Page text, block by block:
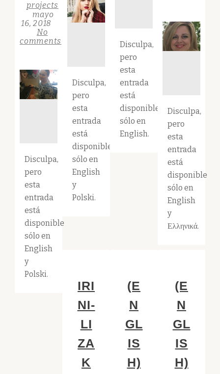
projects
mayo
16, 2018
No
comments
Disculpa,
pero
esta
entrada
está
disponible
sólo en
English
y
Polski.
Disculpa,
pero
esta
entrada
está
disponible
sólo en
English
y
Polski.
Disculpa,
pero
esta
entrada
está
disponible
sólo en
English.
Disculpa,
pero
esta
entrada
está
disponible
sólo en
English
y
Ελληνικά.
IRI
NI-
LI
ZA
K
(E
N
GL
IS
H)
(E
N
GL
IS
H)